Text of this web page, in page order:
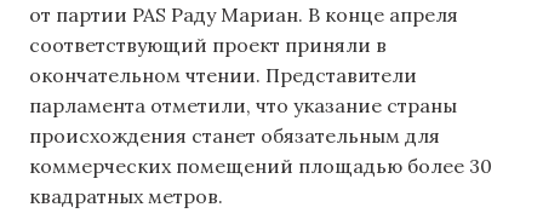
от партии PAS Раду Мариан. В конце апреля
соответствующий проект приняли в
окончательном чтении. Представители
парламента отметили, что указание страны
происхождения станет обязательным для
коммерческих помещений площадью более 30
квадратных метров.